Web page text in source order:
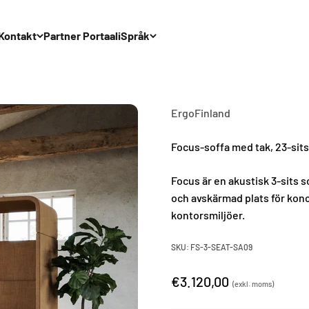
Partner PortaaliSpråk
ErgoFinland
Focus-soffa med tak, 23-sits
Focus är en akustisk 3-sits
och avskärmad plats för
kontorsmiljöer.
SKU: FS-3-SEAT-SA09
€3.120,00 (exkl. moms)